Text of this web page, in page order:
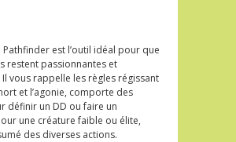
Pathfinder est l’outil idéal pour que
restent passionnantes et
vous rappelle les règles régissant
et l’agonie, comporte des
définir un DD ou faire un
une créature faible ou élite,
des diverses actions.